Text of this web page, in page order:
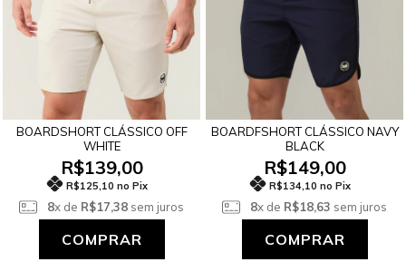
BOARDSHORT CLÁSSICO OFF
WHITE
R$139,00
R$125,10 no Pix
8x de R$17,38sem juros
COMPRAR
BOARDFSHORT CLÁSSICO NAVY
BLACK
R$149,00
R$134,10 no Pix
8x de R$18,63 sem juros
COMPRAR